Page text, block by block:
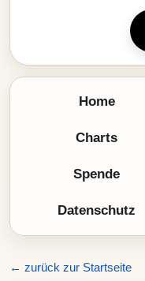
Home
Charts
Spende
Datenschutz
← zurück zur Startseite